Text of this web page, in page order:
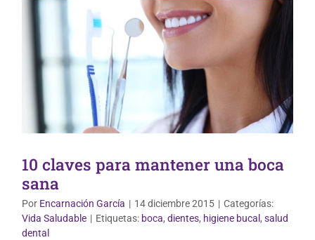
10 claves para mantener una boca
sana
Por Encarnación García | 14 diciembre 2015 | Categorías:
Vida Saludable | Etiquetas: boca, dientes, higiene bucal , salud
dental